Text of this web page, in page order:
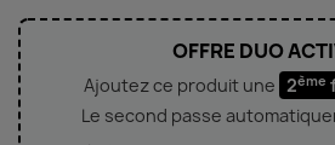
OFFRE DUO
Ajoutez ce produit une 2ème
Le second passe